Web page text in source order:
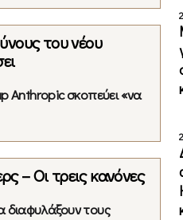
του νέου
Anthropic σκοπεύει «να
– Οι τρεις κανόνες
διαφυλάξουν τους